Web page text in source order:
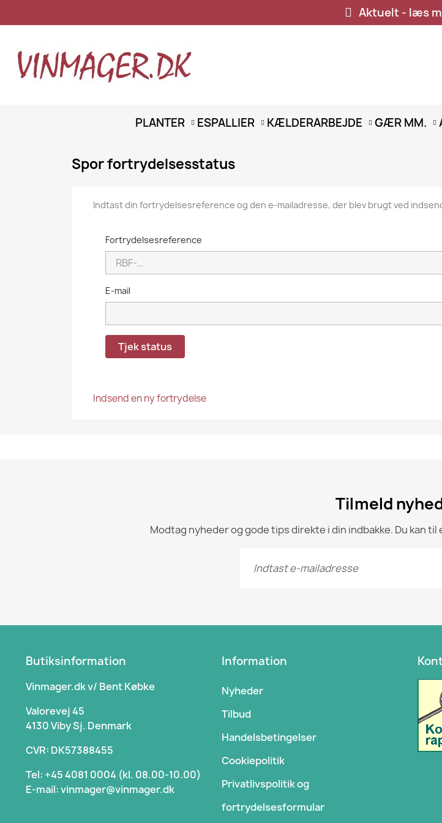
Aktuelt - læs
PLANTER ESPALLIER KÆLDERARBEJDE GÆR MM.
Spor fortrydelsesstatus
Indtast din fortrydelsesreference og den e-mailadresse, der blev brugt ved
Fortrydelsesreference
E-mail
Tjek status
Indsend en ny fortrydelse
Tilmeld
Modtag nyheder og gode tips direkte i din indbakke. Du kan
Butiksinformation
Vinmager.dk v/ Bent Købke
Valorevej 45
4130 Viby Sj. Denmark
CVR: DK57388455
Tel: +45 4081 0004 (kl. 08.00-10.00)
E-mail: vinmager@vinmager.dk
Information
Nyheder
Tilbud
Handelsbetingelser
Cookiepolitik
Privatlivspolitik og
fortrydelsesformular